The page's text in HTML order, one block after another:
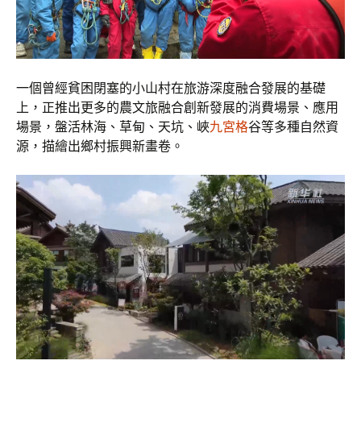
一個曾經貧困閉塞的小山村在旅游深度融合發展的基礎
上，正推出更多的農文旅融合創新發展的消費場景、應用
場景，盤活林海、草甸、天坑、峽九宮格谷等多種自然資
源，描繪出鄉村振興新畫卷。